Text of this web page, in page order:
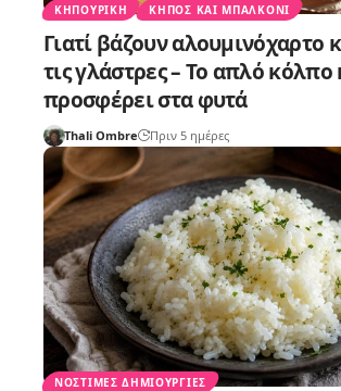
ΚΗΠΟΥΡΙΚΉ ΚΉΠΟΣ ΚΑΙ ΜΠΑΛΚΌΝΙ
Γιατί βάζουν αλουμινόχαρτο
τις γλάστρες – Το απλό κόλπο
προσφέρει στα φυτά
Thali Ombre Πριν 5 ημέρες
ΝΌΣΤΙΜΕΣ ΔΗΜΙΟΥΡΓΊΕΣ